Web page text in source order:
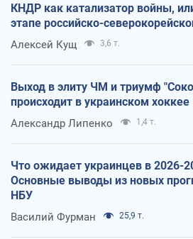
КНДР как катализатор войны,
этапе российско-
Алексей Кущ 3,6 т.
Выход в элиту ЧМ и триумф
происходит в украинском хоккее
Александр Липенко 1,4 т.
Что ожидает украинцев в 2026-
Основные выводы из новых
НБУ
Василий Фурман 25,9 т.